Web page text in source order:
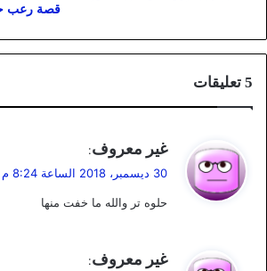
قصة رعب
‫5 تعليقات
ي
ل
غير معروف:
30 ديسمبر، 2018 الساعة 8:24 م
حلوه تر والله ما خفت منها
ي
غير معروف: